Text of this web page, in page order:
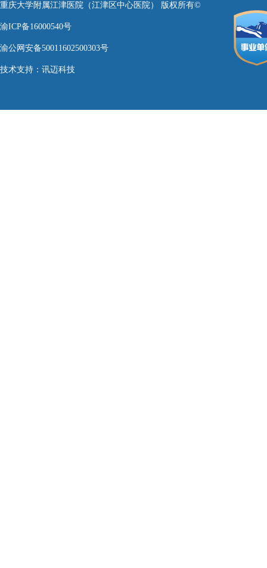
重庆大学附属江津医院（江津区中心医院） 版权所有©
渝ICP备16000540号
渝公网安备50011602500303号
技术支持： 讯迈科技